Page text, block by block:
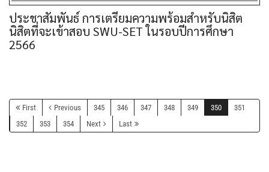
ประชาสัมพันธ์ การเตรียมความพร้อมสำหรับนิสิต
นิสิตที่จะเข้าสอบ SWU-SET ในรอบปีการศึกษา
2566
First Previous 345 346 347 348 349 350
351
352
353 354 Next Last